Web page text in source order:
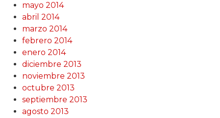
mayo 2014
abril 2014
marzo 2014
febrero 2014
enero 2014
diciembre 2013
noviembre 2013
octubre 2013
septiembre 2013
agosto 2013